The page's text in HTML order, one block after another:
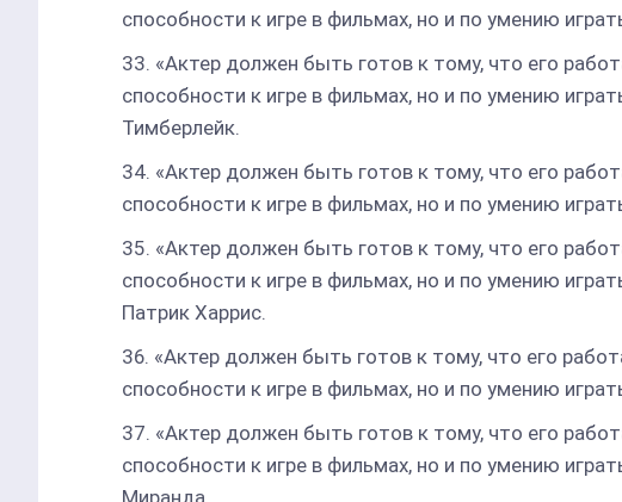
способности к игре в фильмах, но и по умению
«Актер должен быть готов к тому, что его
способности к игре в фильмах, но и по умению
Тимберлейк.
«Актер должен быть готов к тому, что его
способности к игре в фильмах, но и по умению
«Актер должен быть готов к тому, что его
способности к игре в фильмах, но и по умению
Патрик Харрис.
«Актер должен быть готов к тому, что его
способности к игре в фильмах, но и по умению
«Актер должен быть готов к тому, что его
способности к игре в фильмах, но и по умению
Миранда.